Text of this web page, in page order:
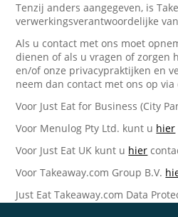
Tenzij anders aangegeven, is
verwerkingsverantwoordelijke
Als u contact met ons moet
dienen of als u vragen of zorgen
en/of onze privacypraktijken en
neem dan contact met ons op via
Voor Just Eat for Business (City
Voor Menulog Pty Ltd. kunt u hier
Voor Just Eat UK kunt u hier
Voor Takeaway.com Group B.V.
Just Eat Takeaway.com Data